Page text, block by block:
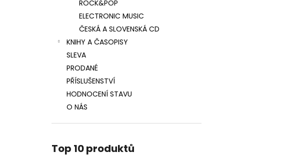
ROCK&POP
ELECTRONIC MUSIC
ČESKÁ A SLOVENSKÁ CD
KNIHY A ČASOPISY
SLEVA
PRODANÉ
PŘÍSLUŠENSTVÍ
HODNOCENÍ STAVU
O NÁS
Top 10 produktů